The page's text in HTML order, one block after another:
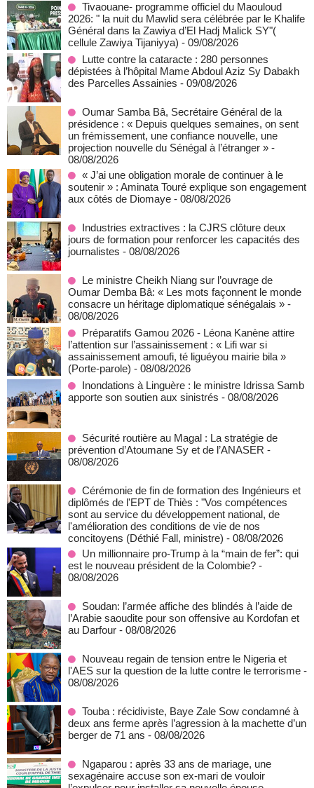
Tivaouane- programme officiel du Maouloud
2026: " la nuit du Mawlid sera célébrée par le Khalife
Général dans la Zawiya d’El Hadj Malick SY"(
cellule Zawiya Tijaniyya) - 09/08/2026
Lutte contre la cataracte : 280 personnes
dépistées à l’hôpital Mame Abdoul Aziz Sy Dabakh
des Parcelles Assainies - 09/08/2026
Oumar Samba Bâ, Secrétaire Général de la
présidence : « Depuis quelques semaines, on sent
un frémissement, une confiance nouvelle, une
projection nouvelle du Sénégal à l’étranger » -
08/08/2026
« J’ai une obligation morale de continuer à le
soutenir » : Aminata Touré explique son engagement
aux côtés de Diomaye - 08/08/2026
Industries extractives : la CJRS clôture deux
jours de formation pour renforcer les capacités des
journalistes - 08/08/2026
Le ministre Cheikh Niang sur l’ouvrage de
Oumar Demba Bâ: « Les mots façonnent le monde
consacre un héritage diplomatique sénégalais » -
08/08/2026
Préparatifs Gamou 2026 - Léona Kanène attire
l’attention sur l’assainissement : « Lifi war si
assainissement amoufi, té liguéyou mairie bila »
(Porte-parole) - 08/08/2026
Inondations à Linguère : le ministre Idrissa Samb
apporte son soutien aux sinistrés - 08/08/2026
Sécurité routière au Magal : La stratégie de
prévention d’Atoumane Sy et de l’ANASER -
08/08/2026
Cérémonie de fin de formation des Ingénieurs et
diplômés de l'EPT de Thiès : "Vos compétences
sont au service du développement national, de
l'amélioration des conditions de vie de nos
concitoyens (Déthié Fall, ministre) - 08/08/2026
Un millionnaire pro-Trump à la “main de fer”: qui
est le nouveau président de la Colombie? -
08/08/2026
Soudan: l’armée affiche des blindés à l’aide de
l’Arabie saoudite pour son offensive au Kordofan et
au Darfour - 08/08/2026
Nouveau regain de tension entre le Nigeria et
l'AES sur la question de la lutte contre le terrorisme -
08/08/2026
Touba : récidiviste, Baye Zale Sow condamné à
deux ans ferme après l’agression à la machette d’un
berger de 71 ans - 08/08/2026
Ngaparou : après 33 ans de mariage, une
sexagénaire accuse son ex-mari de vouloir